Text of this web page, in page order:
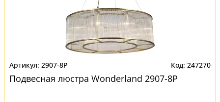
2907-8P 247270
Подвесная люстра Wonderland 2907-8P